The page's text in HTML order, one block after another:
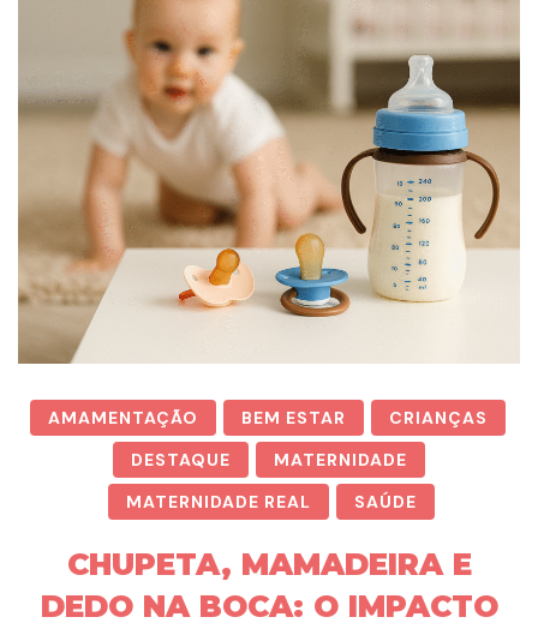
AMAMENTAÇÃO BEM ESTAR
CRIANÇAS
DESTAQUE
MATERNIDADE
MATERNIDADE REAL
SAÚDE
CHUPETA, MAMADEIRA E
DEDO NA BOCA: O IMPACTO